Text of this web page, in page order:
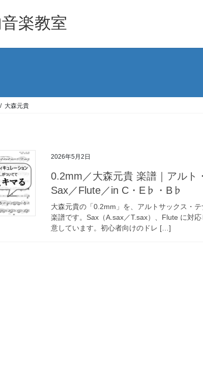
楽教室
大森元貴
2026年5月2日
0.2mm／大森元貴 楽譜｜アルト
Sax／Flute／in C・E♭・B♭
大森元貴の「0.2mm」を、アルトサックス・
楽譜です。Sax（A.sax／T.sax）、Flute に対
意しています。初心者向けのドレ […]